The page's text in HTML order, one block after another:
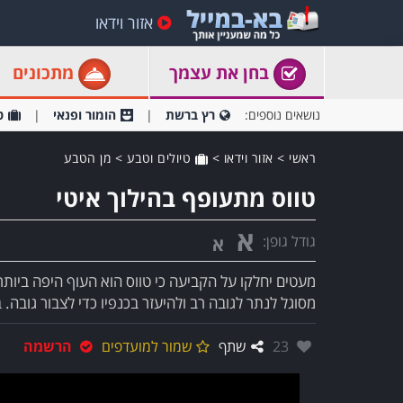
אזור וידאו
בחן את עצמך מתכונים
נושאים נוספים: רץ ברשת הומור ופנאי
ראשי > אזור וידאו > טיולים וטבע > מן הטבע
טווס מתעופף בהילוך איטי
גודל גופן: א א
מעטים יחלקו על הקביעה כי טווס הוא העוף היפה
מסוגל לנתר לגובה רב ולהיעזר בכנפיו כדי לצבור
אהבו:
23 שתף שמור למועדפים הרשמה